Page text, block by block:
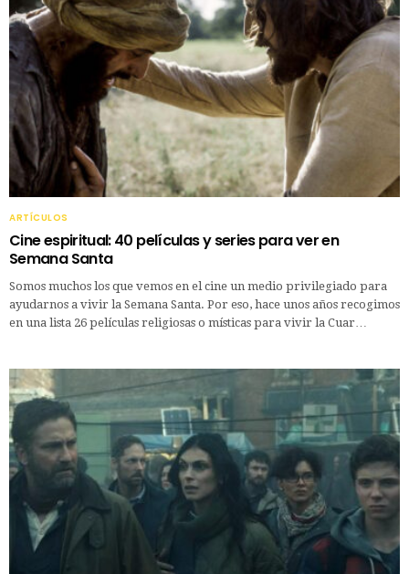
ARTÍCULOS
Cine espiritual: 40 películas y series para ver en
Semana Santa
Somos muchos los que vemos en el cine un medio privilegiado para
ayudarnos a vivir la Semana Santa. Por eso, hace unos años recogimos
en una lista 26 películas religiosas o místicas para vivir la Cuar…